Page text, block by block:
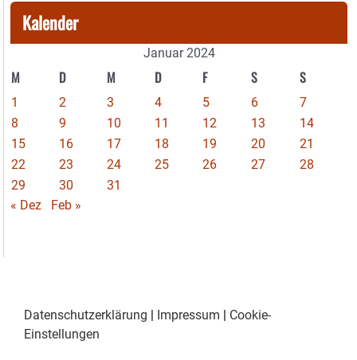
Kalender
Januar 2024
M D M D F S S
1 2 3 4 5 6
7
8
9 10 11 12 13
14
15
16 17 18 19 20
21
22
23 24 25 26 27
28
29
30
31
« Dez
Feb »
Datenschutzerklärung | Impressum | Cookie-
Einstellungen